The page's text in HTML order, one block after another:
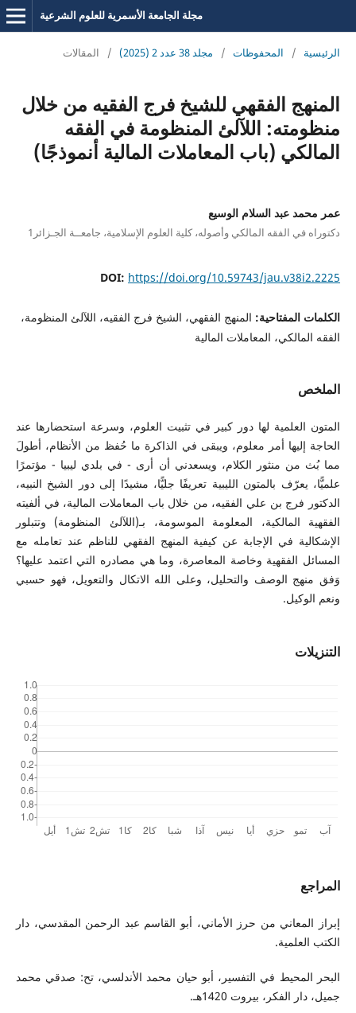
مجلة الجامعة الأسمرية للعلوم الشرعية
الرئيسية / المحفوظات / مجلد 38 عدد 2 (2025) / المقالات
المنهج الفقهي للشيخ فرج الفقيه من خلال
منظومته: اللآلئ المنظومة في الفقه
المالكي (باب المعاملات المالية أنموذجًا)
عمر محمد عبد السلام الوسيع
دكتوراه في الفقه المالكي وأصوله، كلية العلوم الإسلامية، جامعــة الجـزائر1
DOI: https://doi.org/10.59743/jau.v38i2.2225
الكلمات المفتاحية: المنهج الفقهي، الشيخ فرج الفقيه، اللآلئ المنظومة،
الفقه المالكي، المعاملات المالية
الملخص
المتون العلمية لها دور كبير في تثبيت العلوم، وسرعة استحضارها عند
الحاجة إليها أمر معلوم، ويبقى في الذاكرة ما حُفظ من الأنظام، أطولَ
مما بُث من منثور الكلام، ويسعدني أن أرى - في بلدي ليبيا - مؤتمرًا
علميًّا، يعرّف بالمتون الليبية تعريفًا جليًّا، مشيدًا إلى دور الشيخ النبيه،
الدكتور فرج بن علي الفقيه، من خلال باب المعاملات المالية، في ألفيته
الفقهية المالكية، المعلومة الموسومة، بـ(اللآلئ المنظومة) وتتبلور
الإشكالية في الإجابة عن كيفية المنهج الفقهي للناظم عند تعامله مع
المسائل الفقهية وخاصة المعاصرة، وما هي مصادره التي اعتمد عليها؟
وَفق منهج الوصف والتحليل، وعلى الله الاتكال والتعويل، فهو حسبي
ونعم الوكيل.
التنزيلات
المراجع
إبراز المعاني من حرز الأماني، أبو القاسم عبد الرحمن المقدسي، دار
الكتب العلمية.
البحر المحيط في التفسير، أبو حيان محمد الأندلسي، تح: صدقي محمد
جميل، دار الفكر، بيروت 1420هـ.